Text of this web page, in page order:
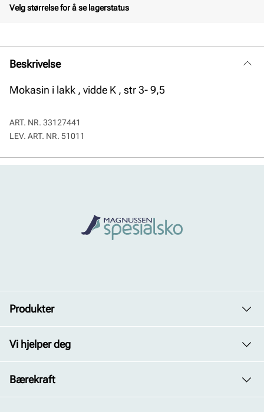
Velg størrelse for å se lagerstatus
Beskrivelse
Mokasin i lakk , vidde K , str 3- 9,5
ART. NR. 33127441
LEV. ART. NR. 51011
Produkter
Dame
Herre
Barn
Vi hjelper deg
Avdelinger
Kontakt oss
Bærekraft